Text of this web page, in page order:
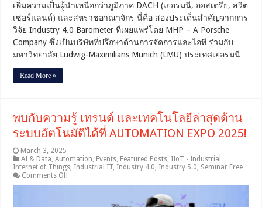
เพิ่มความเป็นผู้นำเหนือกว่าภูมิภาค DACH (เยอรมนี, ออสเตรีย, สวิต
เซอร์แลนด์) และสหราชอาณาจักร นี่คือ สองประเด็นสำคัญจากการ
วิจัย Industry 4.0 Barometer ที่เผยแพร่โดย MHP – A Porsche
Company ซึ่งเป็นบริษัทที่ปรึกษาด้านการจัดการและไอที ร่วมกับ
มหาวิทยาลัย Ludwig-Maximilians Munich (LMU) ประเทศเยอรมนี
Read More »
พบกับความรู้ เทรนด์ และเทคโนโลยีล่าสุดด้าน
ระบบอัตโนมัติได้ที่ AUTOMATION EXPO 2025!
March 3, 2025
AI & Data,Automation, Events, Featured Posts, IIoT - Industrial
Internet of Things, Industrial IT, Industry 4.0, Industry 5.0, Seminar Free
Comments Offon
พบ